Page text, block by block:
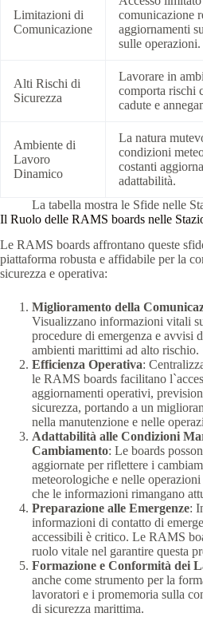
Limitazioni di
Comunicazione
comunicazione
aggiornamenti
sulle operazioni.
Alti Rischi di
Sicurezza
Lavorare in
comporta rischi
cadute e
Ambiente di
Lavoro
Dinamico
La natura
condizioni
costanti
adattabilità.
La tabella mostra le Sfide nelle
Il Ruolo delle RAMS boards nelle
Le RAMS boards affrontano queste
piattaforma robusta e affidabile per la
sicurezza e operativa:
Miglioramento della
Visualizzano informazioni vitali
procedure di emergenza e avvisi
ambienti marittimi ad alto rischio.
Efficienza Operativa:
le RAMS boards facilitano
aggiornamenti operativi,
sicurezza, portando a un
nella manutenzione e nelle
Adattabilità alle Condizioni
Cambiamento: Le boards
aggiornate per riflettere i
meteorologiche e nelle
che le informazioni rimangano
Preparazione alle Emergenze:
informazioni di contatto di
accessibili è critico. Le RAMS
ruolo vitale nel garantire questa
Formazione e Conformità dei
anche come strumento per la
lavoratori e i promemoria sulla
di sicurezza marittima.